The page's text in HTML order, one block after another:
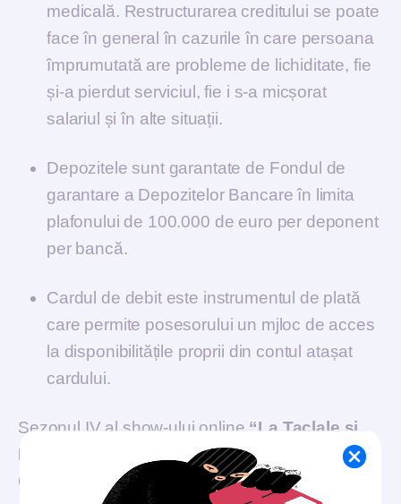
medicală. Restructurarea creditului se poate
face în general în cazurile în care persoana
împrumutată are probleme de lichiditate, fie
și-a pierdut serviciul, fie i s-a micșorat
salariul și în alte situații.
Depozitele sunt garantate de Fondul de
garantare a Depozitelor Bancare în limita
plafonului de 100.000 de euro per deponent
per bancă.
Cardul de debit este instrumentul de plată
care permite posesorului un mjloc de acces
la disponibilitățile proprii din contul atașat
cardului.
Sezonul IV al show-ului online “La Taclale și
Parale”
s-a desfășurat în perioada 5.10.2021 –
6.11.2021 și a inclus patru emisiuni, difuzate